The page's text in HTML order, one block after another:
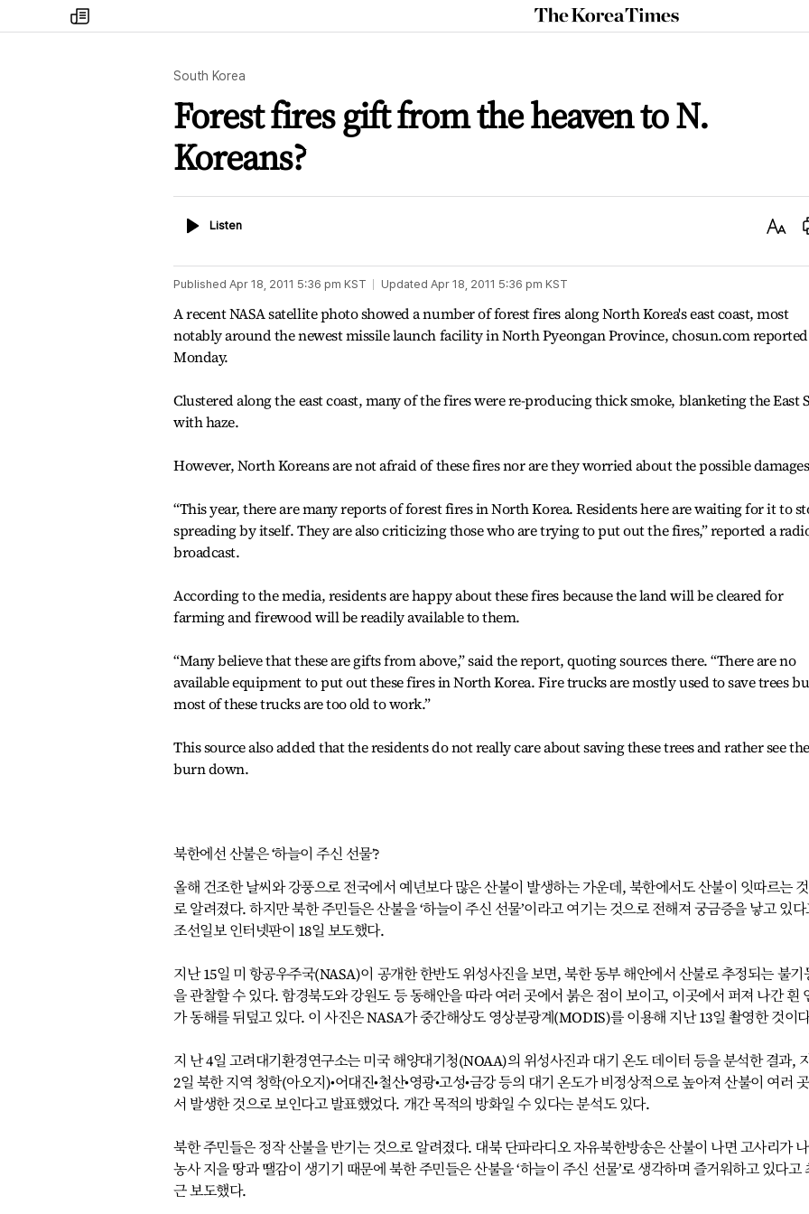
my
times
The
Korea
South Korea
Forest fires gift from the heaven to N.
Koreans?
ListenListen
Text
Published Apr 18, 2011 5:36 pm KST Updated Apr 18, 2011 5:36 pm KST
A recent NASA satellite photo showed a number of forest fires along North Korea's east coast, most
notably around the newest missile launch facility in North Pyeongan Province, chosun.com reported
Monday.
Clustered along the east coast, many of the fires were re-producing thick smoke, blanketing the East
with haze.
However, North Koreans are not afraid of these fires nor are they worried about the possible
“This year, there are many reports of forest fires in North Korea. Residents here are waiting for it to
spreading by itself. They are also criticizing those who are trying to put out the fires,” reported a
broadcast.
According to the media, residents are happy about these fires because the land will be cleared for
farming and firewood will be readily available to them.
“Many believe that these are gifts from above,” said the report, quoting sources there. “There are no
available equipment to put out these fires in North Korea. Fire trucks are mostly used to save trees
most of these trucks are too old to work.”
This source also added that the residents do not really care about saving these trees and rather see
burn down.
북한에선 산불은 ‘하늘이 주신 선물’?
올해 건조한 날씨와 강풍으로 전국에서 예년보다 많은 산불이 발생하는 가운데, 북한에서도 산불이 잇따르는
로 알려졌다. 하지만 북한 주민들은 산불을 ‘하늘이 주신 선물’이라고 여기는 것으로 전해져 궁금증을 낳고 있
조선일보 인터넷판이 18일 보도했다.
지난 15일 미 항공우주국(NASA)이 공개한 한반도 위성사진을 보면, 북한 동부 해안에서 산불로 추정되는 불기
을 관찰할 수 있다. 함경북도와 강원도 등 동해안을 따라 여러 곳에서 붉은 점이 보이고, 이곳에서 퍼져 나간 흰
가 동해를 뒤덮고 있다. 이 사진은 NASA가 중간해상도 영상분광계(MODIS)를 이용해 지난 13일 촬영한 것이
지 난 4일 고려대기환경연구소는 미국 해양대기청(NOAA)의 위성사진과 대기 온도 데이터 등을 분석한 결과,
2일 북한 지역 청학(아오지)•어대진•철산•영광•고성•금강 등의 대기 온도가 비정상적으로 높아져 산불이 여러
서 발생한 것으로 보인다고 발표했었다. 개간 목적의 방화일 수 있다는 분석도 있다.
북한 주민들은 정작 산불을 반기는 것으로 알려졌다. 대북 단파라디오 자유북한방송은 산불이 나면 고사리가
농사 지을 땅과 땔감이 생기기 때문에 북한 주민들은 산불을 ‘하늘이 주신 선물’로 생각하며 즐거워하고 있다고
근 보도했다.